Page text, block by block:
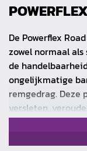
De Powerflex
zowel normaal
de
ongelijkmatige
remgedrag. Deze
versleten,
POWERFLEX